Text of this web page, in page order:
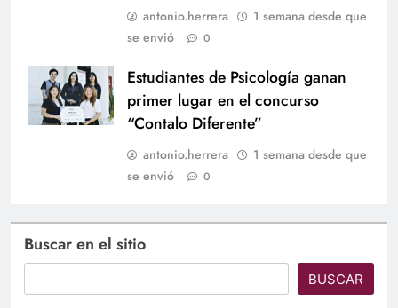
antonio.herrera
1 semana desde que
se envió
0
Estudiantes de Psicología ganan
primer lugar en el concurso
“Contalo Diferente”
antonio.herrera
1 semana desde que
se envió
0
Buscar en el sitio
BUSCAR